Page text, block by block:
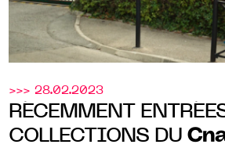
>>> 28.02.2023
RÉCEMMENT
COLLECTIONS DU